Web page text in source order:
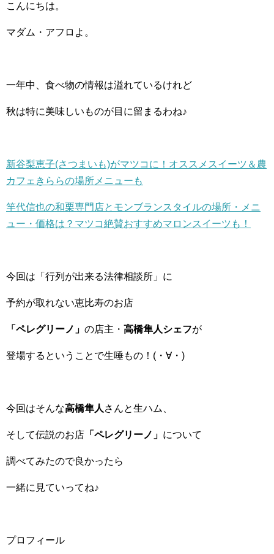
こんにちは。
マダム・アフロよ。
一年中、食べ物の情報は溢れているけれど
秋は特に美味しいものが目に留まるわね♪
新谷梨恵子(さつまいも)がマツコに！オススメスイーツ＆農
カフェきららの場所メニューも
竿代信也の和栗専門店とモンブランスタイルの場所・メニ
ュー・価格は？マツコ絶賛おすすめマロンスイーツも！
今回は「行列が出来る法律相談所」に
予約が取れない恵比寿のお店
「ペレグリーノ」 の店主・ 高橋隼人シェフが
登場するということで生唾もの！(・∀・)
今回はそんな高橋隼人 さんと生ハム、
そして伝説のお店 「ペレグリーノ」 について
調べてみたので良かったら
一緒に見ていってね♪
プロフィール